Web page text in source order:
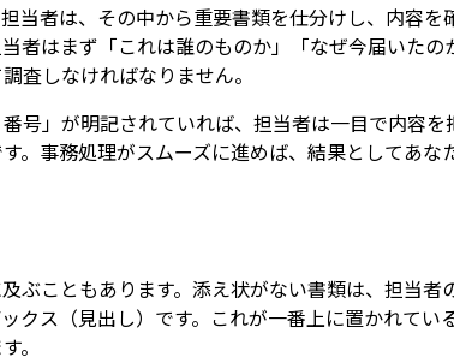
当者は、その中から重要書類を仕分けし、内容を
者はまず「これは誰のものか」「なぜ今届いた
査しなければなりません。
号」が明記されていれば、担当者は一目で内容
。事務処理がスムーズに進めば、結果としてあな
ぶこともあります。添え状がない書類は、担当
クス（見出し）です。これが一番上に置かれてい
。